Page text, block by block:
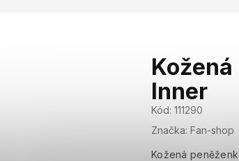
Kožená
Inner
Kód: 111290
Značka: Fan-shop
Kožená